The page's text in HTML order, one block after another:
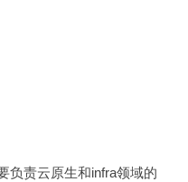
负责云原生和infra领域的